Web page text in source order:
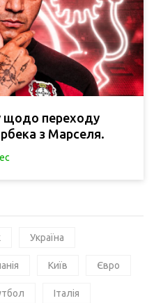
щодо переходу
з Марселя.
Україна
Київ Євро
Італія